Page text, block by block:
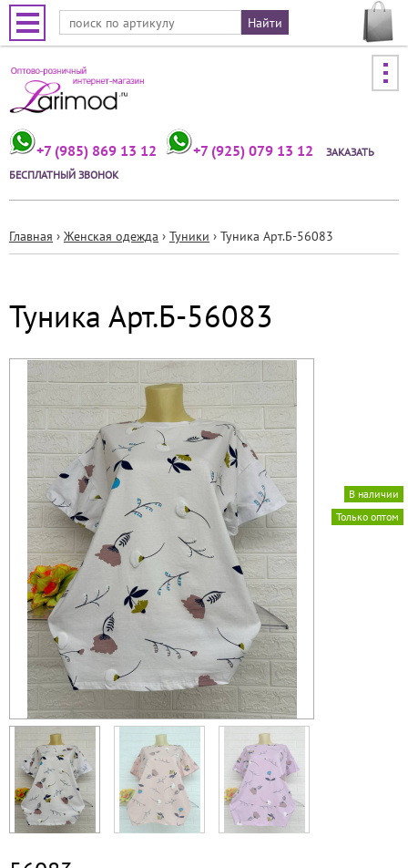
Jump to navigation
+7 (985) 869 13 12 +7 (925) 079 13 12
ЗАКАЗАТЬ
БЕСПЛАТНЫЙ ЗВОНОК
здесь
Главная › Женская одежда › Туники › Туника Арт.Б-56083
Туника Арт.Б-56083
Только оптом
В наличии